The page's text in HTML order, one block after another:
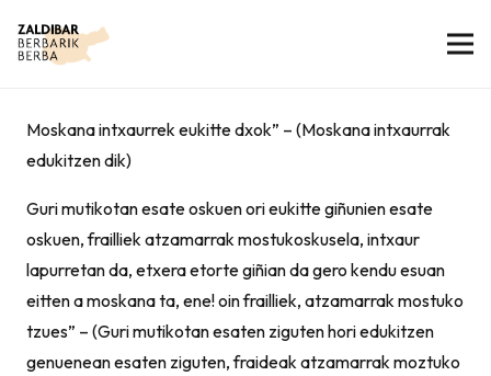
Moskana intxaurrek eukitte dxok” – (Moskana intxaurrak
edukitzen dik)
Guri mutikotan esate oskuen ori eukitte giñunien esate
oskuen, frailliek atzamarrak mostukoskusela, intxaur
lapurretan da, etxera etorte giñian da gero kendu esuan
eitten a moskana ta, ene! oin frailliek, atzamarrak mostuko
tzues” – (Guri mutikotan esaten ziguten hori edukitzen
genuenean esaten ziguten, fraideak atzamarrak moztuko